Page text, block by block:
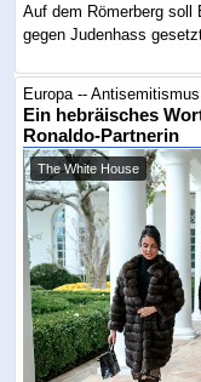
Auf dem Römerberg soll
gegen Judenhass
Europa -- Antisemitismus
Ein hebräisches
Ronaldo-Partnerin
The White House